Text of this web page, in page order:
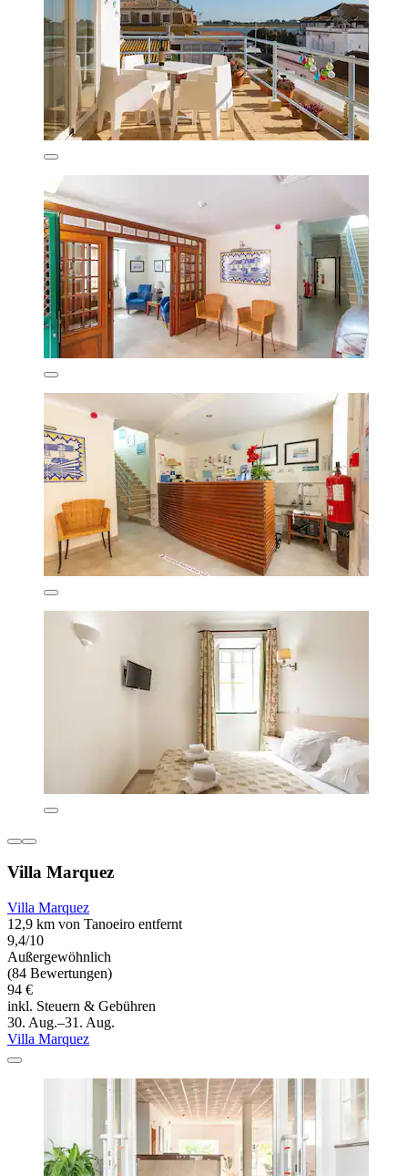
Villa Marquez
Villa Marquez
12,9 km von Tanoeiro entfernt
9,4/10
Außergewöhnlich
(84 Bewertungen)
94 €
inkl. Steuern & Gebühren
30. Aug.–31. Aug.
Villa Marquez